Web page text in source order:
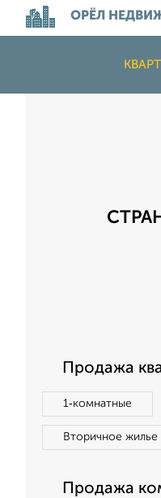
ОРЁЛ
Продажа
1‑комнатные
Вторичное жилье
Продажа